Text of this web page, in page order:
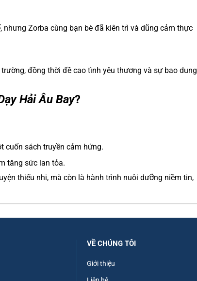
Zorba cùng bạn bè đã kiên trì và dũng cảm thực
đồng thời đề cao tình yêu thương và sự bao dung
Hải Âu Bay?
cuốn sách truyền cảm hứng.
tăng sức lan tỏa.
thiếu nhi, mà còn là hành trình nuôi dưỡng niềm tin,
VỀ CHÚNG TÔI
Giới thiệu